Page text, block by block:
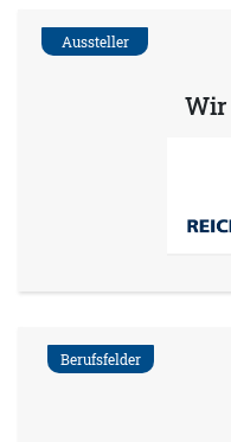
Aussteller
Wir
Berufsfelder